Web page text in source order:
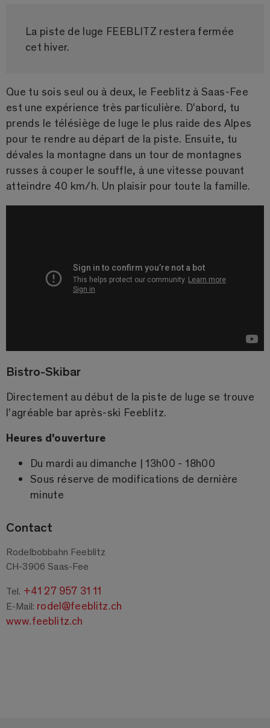
La piste de luge FEEBLITZ restera fermée
cet hiver.
Que tu sois seul ou à deux, le Feeblitz à Saas-Fee
est une expérience très particulière. D'abord, tu
prends le télésiège de luge le plus raide des Alpes
pour te rendre au départ de la piste. Ensuite, tu
dévales la montagne dans un tour de montagnes
russes à couper le souffle, à une vitesse pouvant
atteindre 40 km/h. Un plaisir pour toute la famille.
Bistro-Skibar
Directement au début de la piste de luge se trouve
l'agréable bar après-ski Feeblitz.
Heures d'ouverture
Du mardi au dimanche | 13h00 - 18h00
Sous réserve de modifications de dernière
minute
Contact
Rodelbobbahn Feeblitz
CH-3906 Saas-Fee
Tel. +41 27 957 31 11
E-Mail: rodel@feeblitz.ch
www.feeblitz.ch